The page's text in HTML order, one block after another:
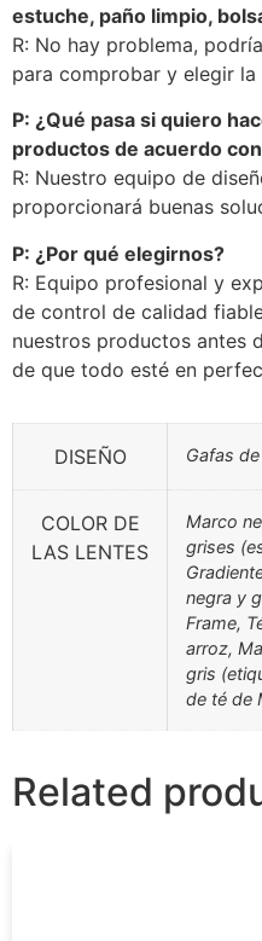
estuche, paño limpio,
R: No hay problema,
para comprobar y elegir la
P: ¿Qué pasa si quiero
productos de acuerdo
R: Nuestro equipo de
proporcionará buenas
P: ¿Por qué elegirnos?
R: Equipo profesional y
de control de calidad
nuestros productos antes
de que todo esté en
DISEÑO Gafas
COLOR DE
LAS LENTES
Marco
grises
negra y
Frame,
arroz,
gris
de té de
Related